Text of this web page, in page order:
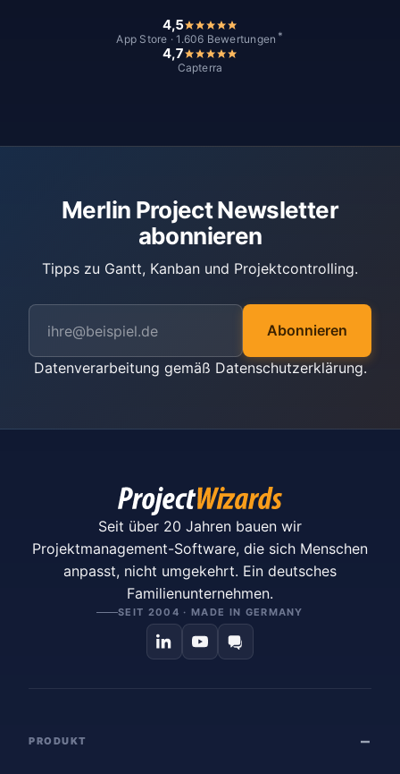
4,5
App Store · 1.606 Bewertungen *
4,7
Capterra
Merlin Project Newsletter
abonnieren
Tipps zu Gantt, Kanban und Projektcontrolling.
Abonnieren
Datenverarbeitung gemäß Datenschutzerklärung.
Seit über 20 Jahren bauen wir
Projektmanagement-Software, die sich Menschen
anpasst, nicht umgekehrt. Ein deutsches
Familienunternehmen.
SEIT 2004 · MADE IN GERMANY
PRODUKT